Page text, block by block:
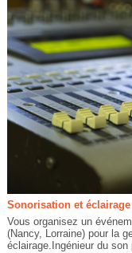
Sonorisation et éclairage
Vous organisez un
(Nancy, Lorraine) pour la
éclairage.Ingénieur du son